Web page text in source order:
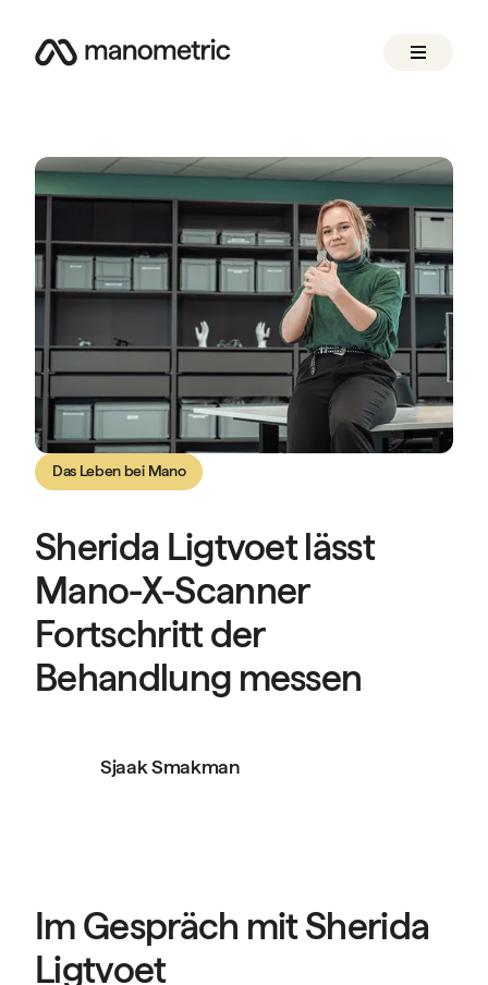
Das Leben bei Mano
Sherida Ligtvoet lässt
Mano-X-Scanner
Fortschritt der
Behandlung messen
Sjaak Smakman
Im Gespräch mit Sherida
Ligtvoet